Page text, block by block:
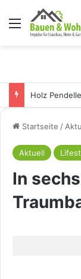
Menü
Startseite /
Aktuell
In